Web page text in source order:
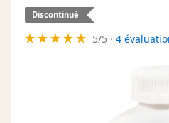
Discontinué
5/5 · 4